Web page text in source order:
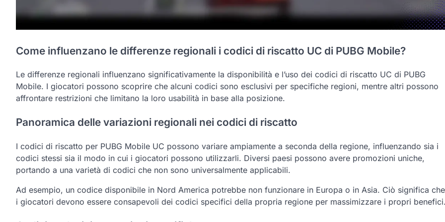
Come influenzano le differenze regionali i codici di riscatto UC di PUBG Mobile?
Le differenze regionali influenzano significativamente la disponibilità e l’uso dei codici di riscatto UC di PUBG
Mobile. I giocatori possono scoprire che alcuni codici sono esclusivi per specifiche regioni, mentre altri possono
affrontare restrizioni che limitano la loro usabilità in base alla posizione.
Panoramica delle variazioni regionali nei codici di riscatto
I codici di riscatto per PUBG Mobile UC possono variare ampiamente a seconda della regione, influenzando sia i
codici stessi sia il modo in cui i giocatori possono utilizzarli. Diversi paesi possono avere promozioni uniche,
portando a una varietà di codici che non sono universalmente applicabili.
Ad esempio, un codice disponibile in Nord America potrebbe non funzionare in Europa o in Asia. Ciò significa che
i giocatori devono essere consapevoli dei codici specifici della propria regione per massimizzare i propri